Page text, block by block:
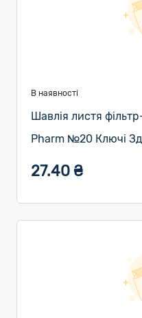
В наявності
Шавлія листя
Pharm №20 Ключі
27.40 ₴